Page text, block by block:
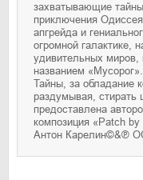
захватывающие
приключения
апгрейда и
огромной галактике,
удивительных миров,
названием
Тайны, за обладание
раздумывая,
предоставлена
композиция «Patch
Антон Карелин©&℗